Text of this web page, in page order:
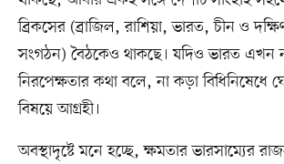
ব্রিকসের (ব্রাজিল, রাশিয়া, ভারত, চীন ও
সংগঠন) বৈঠকেও থাকছে। যদিও ভারত এখন
নিরপেক্ষতার কথা বলে, না কড়া বিধিনিষেধে
বিষয়ে আগ্রহী।
অবস্থাদৃষ্টে মনে হচ্ছে, ক্ষমতার ভারসাম্যের